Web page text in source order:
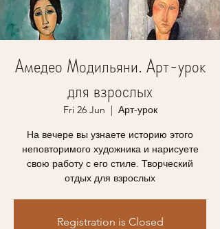
Амедео Модильяни. Арт-урок
для взрослых
Fri 26 Jun
  |
Арт-урок
На вечере вы узнаете историю этого
неповторимого художника и нарисуете
свою работу с его стиле. Творческий
отдых для взрослых
Registration is Closed